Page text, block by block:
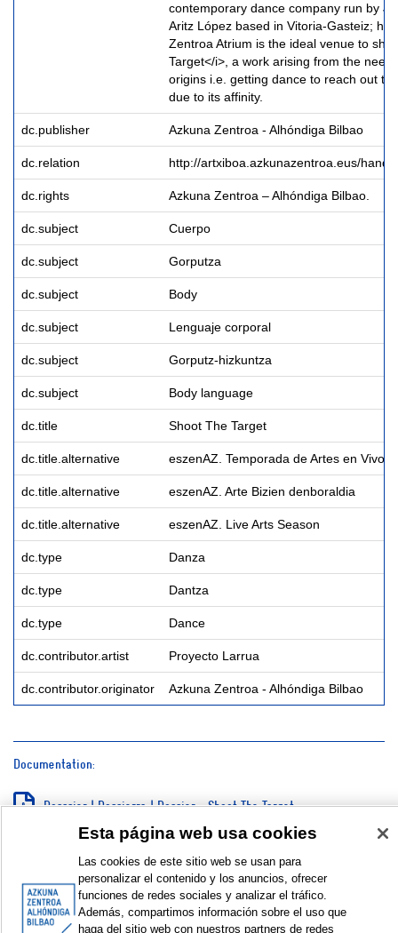
contemporary dance company run by
Aritz López based in Vitoria-Gasteiz;
Zentroa Atrium is the ideal venue to
Target</i>, a work arising from the need
origins i.e. getting dance to reach out to
due to its affinity.
dc.publisher Azkuna Zentroa - Alhóndiga Bilbao
dc.relation http://artxiboa.azkunazentroa.eus/
dc.rights Azkuna Zentroa – Alhóndiga Bilbao.
dc.subject Cuerpo
dc.subject Gorputza
dc.subject Body
dc.subject Lenguaje corporal
dc.subject Gorputz-hizkuntza
dc.subject Body language
dc.title Shoot The Target
dc.title.alternative eszenAZ. Temporada de Artes en Vivo
dc.title.alternative eszenAZ. Arte Bizien denboraldia
dc.title.alternative eszenAZ. Live Arts Season
dc.type Danza
dc.type Dantza
dc.type Dance
dc.contributor.artist Proyecto Larrua
dc.contributor.originator Azkuna Zentroa - Alhóndiga Bilbao
Documentation:
Dosssier | Dossierra | Dossier - Shoot The Target
Galería de fotos | Argazki galeria | Photo gallery © Azkuna
SHOW SIMPLE ITEM RECORD
Esta página web usa cookies
Las cookies de este sitio web se usan para
personalizar el contenido y los anuncios, ofrecer
funciones de redes sociales y analizar el tráfico.
Además, compartimos información sobre el uso que
haga del sitio web con nuestros partners de redes